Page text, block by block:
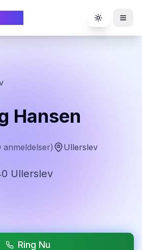
Toggle
Hansen
anmeldelser) Ullerslev
Ullerslev
Ring Nu